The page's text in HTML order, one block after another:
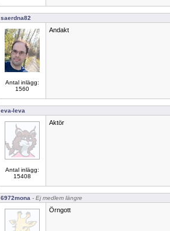
saerdna82
Antal inlägg:
1560
Andakt
eva-leva
Antal inlägg:
15408
Aktör
6972mona - Ej medlem längre
Örngott